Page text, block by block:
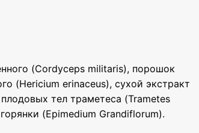
(Cordyceps militaris), порошок
(Hericium erinaceus), сухой экстракт
тел траметеса (Trametes
(Epimedium Grandiflorum).